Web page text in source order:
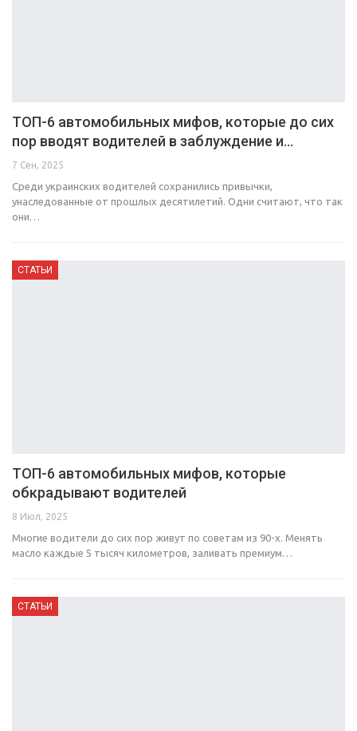
ТОП-6 автомобильных мифов, которые до сих
пор вводят водителей в заблуждение и…
7 Сен, 2025
Среди украинских водителей сохранились привычки,
унаследованные от прошлых десятилетий. Одни считают, что так
они…
СТАТЬИ
ТОП-6 автомобильных мифов, которые
обкрадывают водителей
8 Июл, 2025
Многие водители до сих пор живут по советам из 90-х. Менять
масло каждые 5 тысяч километров, заливать премиум…
СТАТЬИ